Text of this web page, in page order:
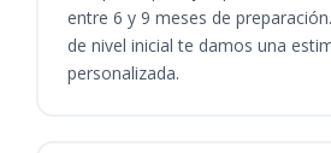
entre 6 y 9 meses de
de nivel inicial te damos una
personalizada.